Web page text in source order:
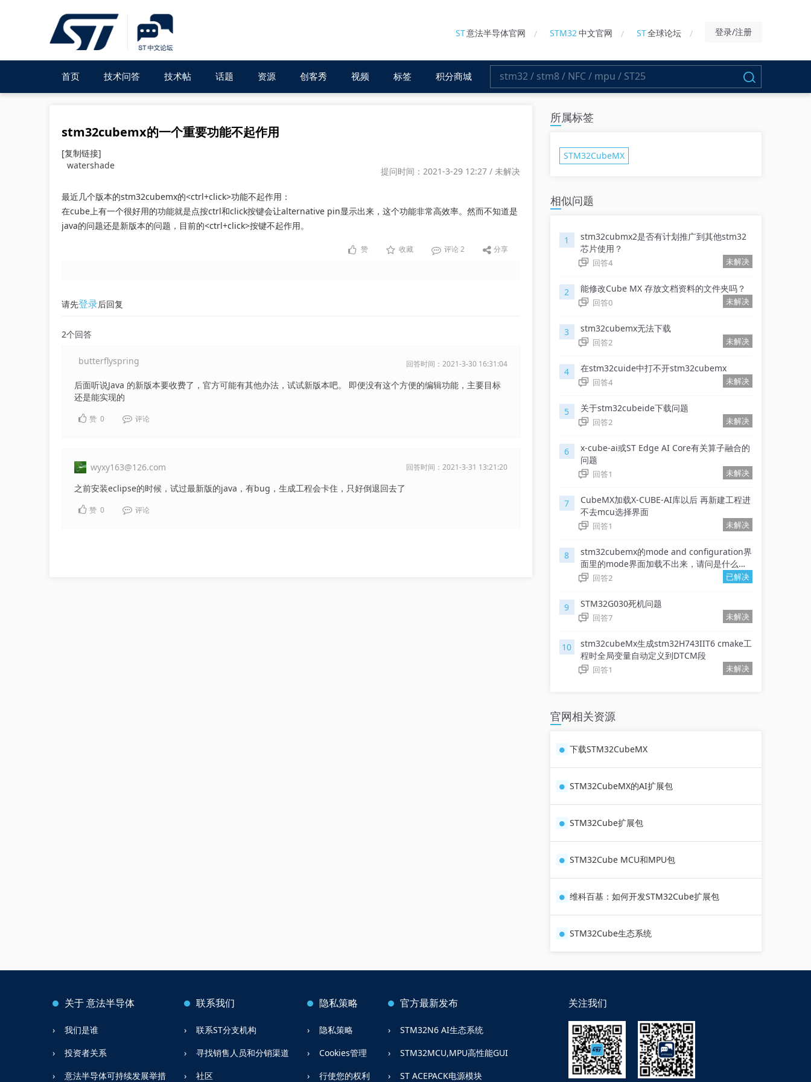
ST意法半导体官网 STM32中文官网 ST全球论坛 登录/注册
首页 技术问答 技术帖 话题 资源 创客秀 视频 标签 积分商城
stm32cubemx的一个重要功能不起作用
[复制链接]
watershade
提问时间：2021-3-29 12:27 / 未解决
最近几个版本的stm32cubemx的<ctrl+click>功能不起作用：
在cube上有一个很好用的功能就是点按ctrl和click按键会让alternative pin显示出来，这个功能非常高效率。然而不知道是
java的问题还是新版本的问题，目前的<ctrl+click>按键不起作用。
赞 收藏 评论 2 分享
请先登录后回复
2个回答
butterflyspring 回答时间：2021-3-30 16:31:04
后面听说Java 的新版本要收费了，官方可能有其他办法，试试新版本吧。 即便没有这个方便的编辑功能，主要目标
还是能实现的
赞 0 评论
wyxy163@126.com 回答时间：2021-3-31 13:21:20
之前安装eclipse的时候，试过最新版的java，有bug，生成工程会卡住，只好倒退回去了
赞 0 评论
所属标签
STM32CubeMX
相似问题
1
stm32cubmx2是否有计划推广到其他stm32
芯片使用？
回答4 未解决
2 能修改Cube MX 存放文档资料的文件夹吗？
回答0 未解决
3 stm32cubemx无法下载
回答2 未解决
4 在stm32cuide中打不开stm32cubemx
回答4 未解决
5 关于stm32cubeide下载问题
回答2 未解决
6
x-cube-ai或ST Edge AI Core有关算子融合的
问题
回答1 未解决
7
CubeMX加载X-CUBE-AI库以后 再新建工程进
不去mcu选择界面
回答1 未解决
8
stm32cubemx的mode and configuration界
面里的mode界面加载不出来，请问是什么问
题？回答2 已解决
9 STM32G030死机问题
回答7 未解决
10
stm32cubeMx生成stm32H743IIT6 cmake工
程时全局变量自动定义到DTCM段
回答1 未解决
官网相关资源
下载STM32CubeMX
STM32CubeMX的AI扩展包
STM32Cube扩展包
STM32Cube MCU和MPU包
维科百基：如何开发STM32Cube扩展包
STM32Cube生态系统
关于意法半导体
我们是谁
投资者关系
意法半导体可持续发展举措
联系我们
联系ST分支机构
寻找销售人员和分销渠道
社区
隐私策略
隐私策略
Cookies管理
行使您的权利
官方最新发布
STM32N6 AI生态系统
STM32MCU,MPU高性能GUI
ST ACEPACK电源模块
关注我们